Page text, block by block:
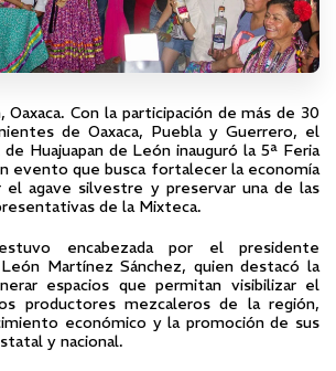
Oaxaca. Con la participación de más de 30
de Oaxaca, Puebla y Guerrero, el
Huajuapan de León inauguró la 5ª Feria
evento que busca fortalecer la economía
el agave silvestre y preservar una de las
de la Mixteca.
encabezada por el presidente
Martínez Sánchez, quien destacó la
espacios que permitan visibilizar el
productores mezcaleros de la región,
económico y la promoción de sus
y nacional.